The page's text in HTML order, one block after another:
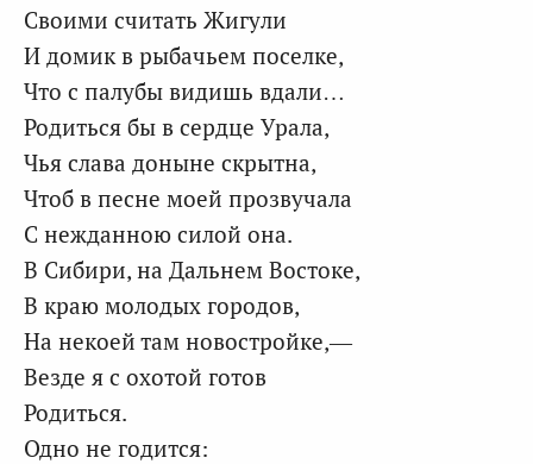
Своими считать Жигули
И домик в рыбачьем поселке,
Что с палубы видишь вдали…
Родиться бы в сердце Урала,
Чья слава доныне скрытна,
Чтоб в песне моей прозвучала
С нежданною силой она.
В Сибири, на Дальнем Востоке,
В краю молодых городов,
На некоей там новостройке,—
Везде я с охотой готов
Родиться.
Одно не годится: